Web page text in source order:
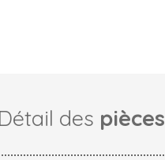
Détail des pièces